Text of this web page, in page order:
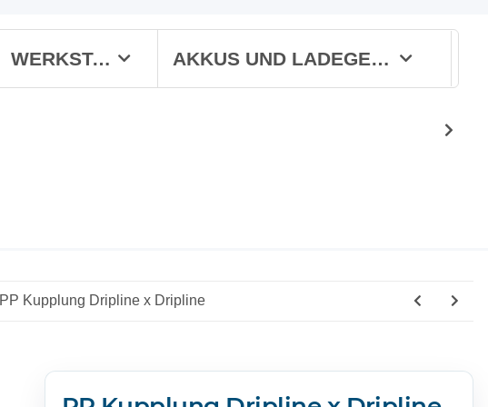
WERKSTATT AKKUS UND LADEGERÄTE
PP Kupplung Dripline x Dripline